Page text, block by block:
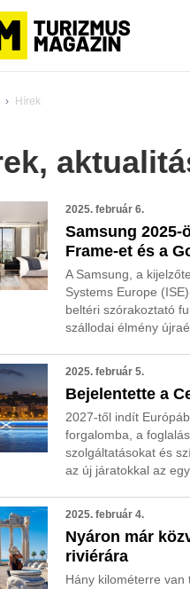
› Hírek
2025. február 6.
Samsung 2025-
Frame-et és a
A Samsung, a
Systems Europe
beltéri szórakoztató
szállodai élmény
2025. február 5.
Bejelentette a
2027-től indít
forgalomba, a
szolgáltatásokat és
az új járatokkal az
2025. február 4.
Nyáron már
riviérára
Hány kilométerre van